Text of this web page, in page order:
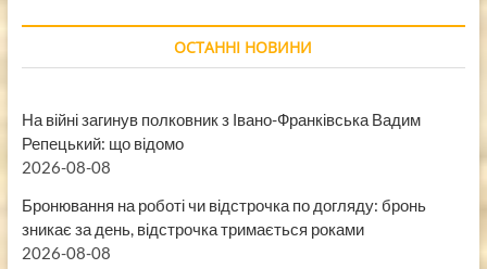
ОСТАННІ НОВИНИ
На війні загинув полковник з Івано-Франківська Вадим
Репецький: що відомо
2026-08-08
Бронювання на роботі чи відстрочка по догляду: бронь
зникає за день, відстрочка тримається роками
2026-08-08